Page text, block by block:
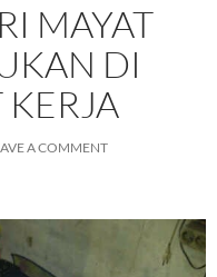
MAYAT
DI
A COMMENT